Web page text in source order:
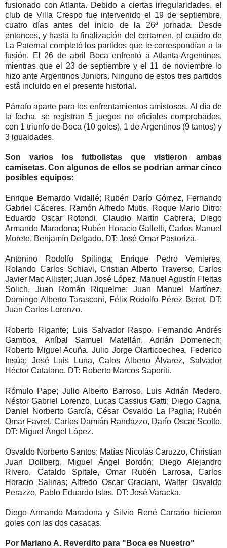
fusionado con Atlanta. Debido a ciertas irregularidades, el
club de Villa Crespo fue intervenido el 19 de septiembre,
cuatro días antes del inicio de la 26ª jornada. Desde
entonces, y hasta la finalización del certamen, el cuadro de
La Paternal completó los partidos que le correspondían a la
fusión. El 26 de abril Boca enfrentó a Atlanta-Argentinos,
mientras que el 23 de septiembre y el 11 de noviembre lo
hizo ante Argentinos Juniors. Ninguno de estos tres partidos
está incluido en el presente historial.
Párrafo aparte para los enfrentamientos amistosos. Al día de
la fecha, se registran 5 juegos no oficiales comprobados,
con 1 triunfo de Boca (10 goles), 1 de Argentinos (9 tantos) y
3 igualdades.
Son varios los futbolistas que vistieron ambas
camisetas. Con algunos de ellos se podrían armar cinco
posibles equipos:
Enrique Bernardo Vidallé; Rubén Darío Gómez, Fernando
Gabriel Cáceres, Ramón Alfredo Mutis, Roque Mario Ditro;
Eduardo Oscar Rotondi, Claudio Martín Cabrera, Diego
Armando Maradona; Rubén Horacio Galletti, Carlos Manuel
Morete, Benjamín Delgado. DT: José Omar Pastoriza.
Antonino Rodolfo Spilinga; Enrique Pedro Vernieres,
Rolando Carlos Schiavi, Cristian Alberto Traverso, Carlos
Javier Mac Allister; Juan José López, Manuel Agustín Fleitas
Solich, Juan Román Riquelme; Juan Manuel Martínez,
Domingo Alberto Tarasconi, Félix Rodolfo Pérez Berot. DT:
Juan Carlos Lorenzo.
Roberto Rigante; Luis Salvador Raspo, Fernando Andrés
Gamboa, Aníbal Samuel Matellán, Adrián Domenech;
Roberto Miguel Acuña, Julio Jorge Olarticoechea, Federico
Insúa; José Luis Luna, Calos Alberto Álvarez, Salvador
Héctor Catalano. DT: Roberto Marcos Saporiti.
Rómulo Pape; Julio Alberto Barroso, Luis Adrián Medero,
Néstor Gabriel Lorenzo, Lucas Cassius Gatti; Diego Cagna,
Daniel Norberto García, César Osvaldo La Paglia; Rubén
Omar Favret, Carlos Damián Randazzo, Darío Oscar Scotto.
DT: Miguel Ángel López.
Osvaldo Norberto Santos; Matías Nicolás Caruzzo, Christian
Juan Dollberg, Miguel Ángel Bordón; Diego Alejandro
Rivero, Cataldo Spitale, Omar Rubén Larrosa, Carlos
Horacio Salinas; Alfredo Oscar Graciani, Walter Osvaldo
Perazzo, Pablo Eduardo Islas. DT: José Varacka.
Diego Armando Maradona y Silvio René Carrario hicieron
goles con las dos casacas.
Por Mariano A. Reverdito para "Boca es Nuestro"